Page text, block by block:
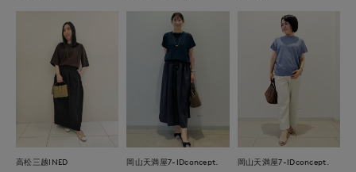
高松三越INED 岡山天満屋7-IDconcept. 岡山天満屋7-IDconcept.